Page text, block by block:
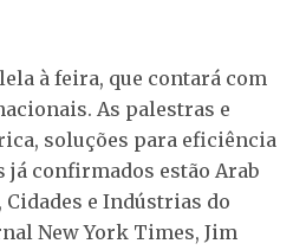
à feira, que contará com
As palestras e
soluções para eficiência
já confirmados estão Arab
e Indústrias do
New York Times, Jim